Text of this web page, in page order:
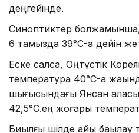
деңгейінде.
Синоптиктер болжамынша,
6 тамызда 39°C-қа дейін
Еске салсақ, Оңтүстік
температура 40°C-қа
шығысындағы Янсан
42,5°C.ең жоғары
Биылғы шілде айы бақылау